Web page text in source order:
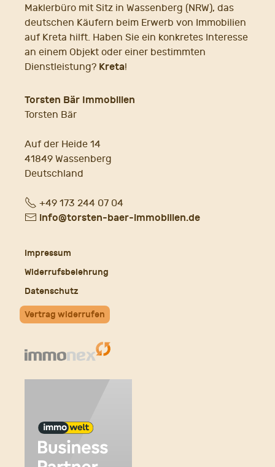
Maklerbüro mit Sitz in Wassenberg (NRW), das
deutschen Käufern beim Erwerb von Immobilien
auf Kreta hilft. Haben Sie ein konkretes Interesse
an einem Objekt oder einer bestimmten
Dienstleistung? Kreta!
Torsten Bär Immobilien
Torsten Bär
Auf der Heide 14
41849 Wassenberg
Deutschland
Fon+49 173 244 07 04
E- info@torsten-baer-immobilien.de
Impressum
Widerrufsbelehrung
Datenschutz
Vertrag widerrufen